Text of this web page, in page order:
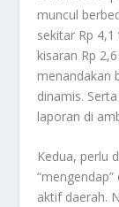
muncul
sekitar Rp
kisaran Rp
menandakan
dinamis.
laporan di
Kedua, perlu
aktif daerah.